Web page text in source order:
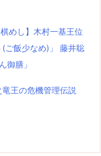
棋めし】木村一基王位
(ご飯少なめ)」 藤井聡
御膳」
竜王の危機管理伝説